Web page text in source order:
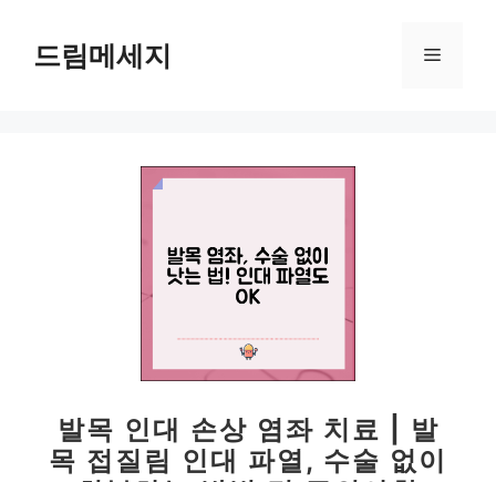
드림메세지 메
발목 인대 손상 염좌 치료 | 발
목 접질림 인대 파열, 수술 없이